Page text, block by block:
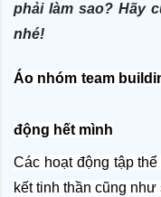
phải làm sao? Hãy
nhé!
Áo nhóm team
động hết mình
Các hoạt động tập
kết tinh thần cũng